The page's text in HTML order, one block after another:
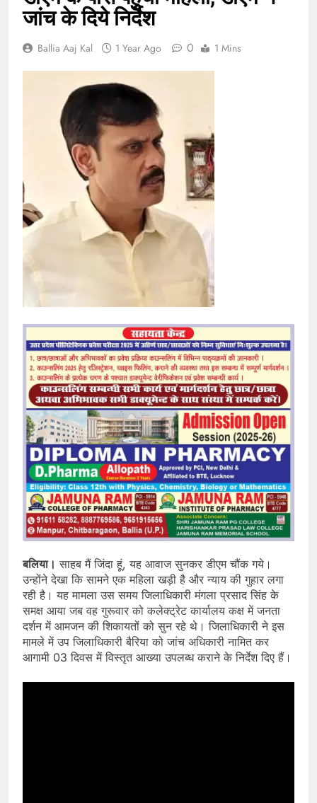
जांच के दिये निर्देश
Ballia Aaj Kal 1 Year Ago 0 1 Mins
बलिया। साहब मैं जिंदा हूं, यह आवाज सुनकर डीएम चौंक गये।
उन्होंने देखा कि सामने एक महिला खड़ी है और न्याय की गुहार लगा
रही है। यह मामला उस समय जिलाधिकारी मंगला प्रसाद सिंह के
समक्ष आया जब वह गुरूवार को कलेक्ट्रेट कार्यालय कक्ष में जनता
दर्शन में आमजन की शिकायतों को सुन रहे थे। जिलाधिकारी ने इस
मामले में उप जिलाधिकारी बैरिया को जांच अधिकारी नामित कर
आगामी 03 दिवस में विस्तृत आख्या उपलब्ध कराने के निर्देश दिए हैं।